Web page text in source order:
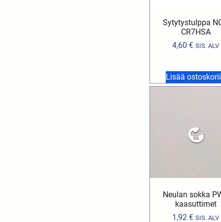
Sytytystulppa
CR7HSA
4,60€ SIS. ALV
Lisää
Neulan sokka
kaasuttimet
1,92€ SIS. ALV